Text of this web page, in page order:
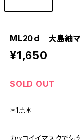
ML20ｄ 大島紬マス
¥1,650
SOLD OUT
＊1点＊
カッコイイマスクで気